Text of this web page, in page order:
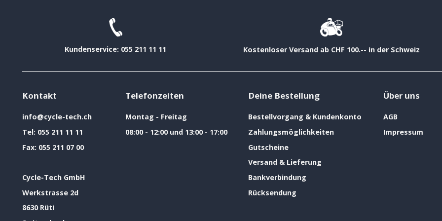
Kundenservice: 055 211 11 11 Kostenloser Versand ab CHF 100.-- in der Schweiz
Kontakt
info@cycle-tech.ch
Tel: 055 211 11 11
Fax: 055 211 07 00
Cycle-Tech GmbH
Werkstrasse 2d
8630 Rüti
Telefonzeiten
Montag - Freitag
08:00 - 12:00 und 13:00 - 17:00
Deine Bestellung
Bestellvorgang & Kundenkonto
Zahlungsmöglichkeiten
Gutscheine
Versand & Lieferung
Bankverbindung
Rücksendung
Über uns
AGB
Impressum